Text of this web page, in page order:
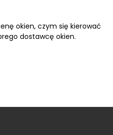
okien, czym się kierować
dostawcę okien.